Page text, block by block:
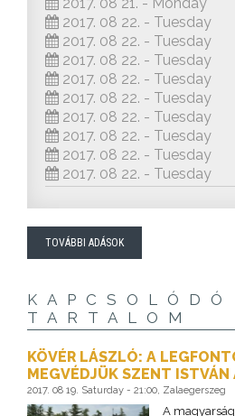
2017. 08 21. - Monday
2017. 08 22. - Tuesday
2017. 08 22. - Tuesday
2017. 08 22. - Tuesday
2017. 08 22. - Tuesday
2017. 08 22. - Tuesday
2017. 08 22. - Tuesday
2017. 08 22. - Tuesday
2017. 08 22. - Tuesday
2017. 08 22. - Tuesday
TOVÁBBI ADÁSOK
KAPCSOLÓDÓ
TARTALOM
KÖVÉR LÁSZLÓ: A
MEGVÉDJÜK SZENT
2017. 08 19. Saturday - 21:00, Zalaegerszeg
A